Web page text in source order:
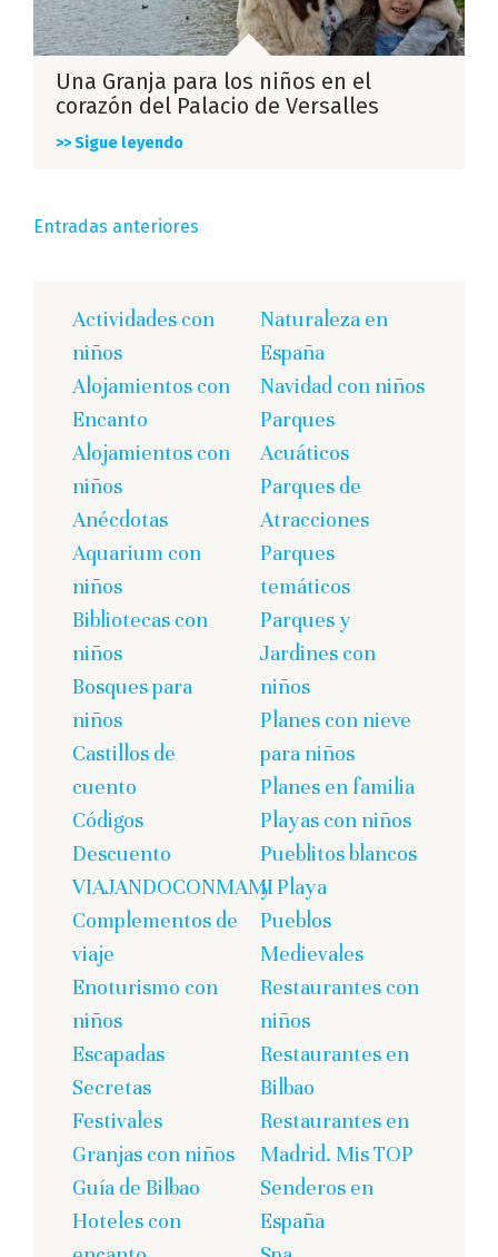
Una Granja para los niños en el
corazón del Palacio de Versalles
>> Sigue leyendo
Navegación
entradas
Entradas anteriores
Actividades con
niños
Alojamientos con
Encanto
Alojamientos con
niños
Anécdotas
Aquarium con
niños
Bibliotecas con
niños
Bosques para
niños
Castillos de
cuento
Códigos
Descuento
VIAJANDOCONMAMI
Complementos de
viaje
Enoturismo con
niños
Escapadas
Secretas
Festivales
Granjas con niños
Guía de Bilbao
Hoteles con
Naturaleza en
España
Navidad con niños
Parques
Acuáticos
Parques de
Atracciones
Parques
temáticos
Parques y
Jardines con
niños
Planes con nieve
para niños
Planes en familia
Playas con niños
Pueblitos blancos
y Playa
Pueblos
Medievales
Restaurantes con
niños
Restaurantes en
Bilbao
Restaurantes en
Madrid. Mis TOP
Senderos en
España